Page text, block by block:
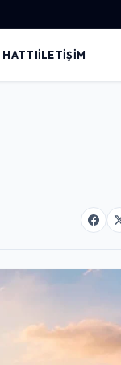
HATTIİLETIŞIM